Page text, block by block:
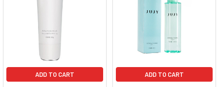
ADD TO CART ADD TO CART